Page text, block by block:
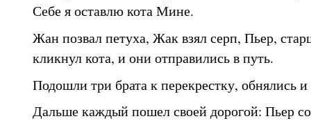
Себе я оставлю кота Мине.
Жан позвал петуха, Жак взял серп, Пьер,
кликнул кота, и они отправились в путь.
Подошли три брата к перекрестку, обнялись и
Дальше каждый пошел своей дорогой: Пьер